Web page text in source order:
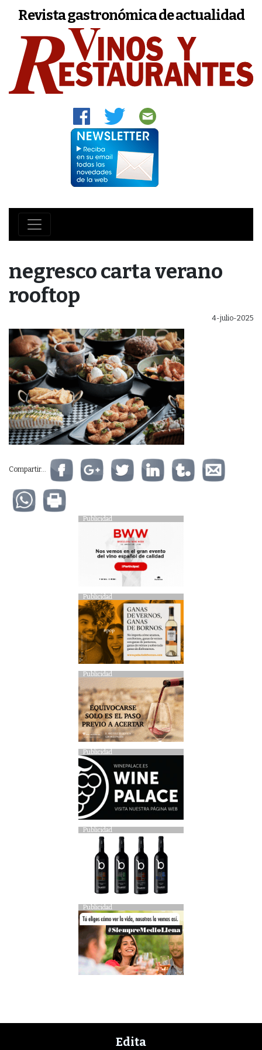
Revista gastronómica de actualidad
negresco carta verano
rooftop
4-julio-2025
Compartir...
Publicidad
Publicidad
Publicidad
Publicidad
Publicidad
Publicidad
Edita